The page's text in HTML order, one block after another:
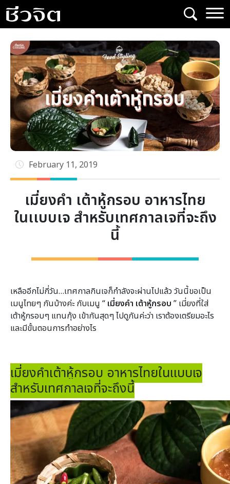
Skip
to
content
February 11, 2019
เมี่ยงคำ เต้าหู้กรอบ อาหารไทย
ในเเบบเจ สำหรับเทศกาลเจที่จะถึง
นี้
เหลืออีกไม่กี่วัน…เทศกาลกินเจก็กำลังจะผ่านไปแล้ว วันนี้ขอเป็น
เมนูไทยๆ กันบ้างค่ะ กับเมนู “ เมี่ยงคำ เต้าหู้กรอบ ” เมี่ยงที่ใส่
เต้าหู้กรอบๆ แทนกุ้ง เข้ากันสุดๆ ไปดูกันค่ะว่า เราต้องเตรียมอะไร
และมีขั้นตอนการทำอย่างไร
เมี่ยงคำเต้าหู้กรอบ อาหารไทยในเเบบเจ
สำหรับเทศกาลเจที่จะถึงนี้